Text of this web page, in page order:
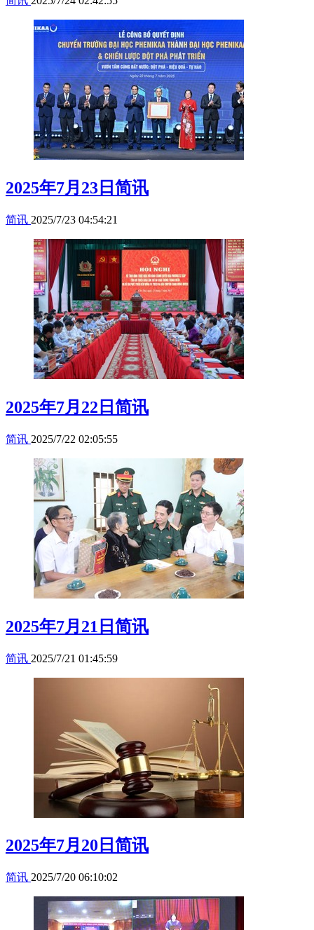
2025年7月23日简讯
简讯 2025/7/23 04:54:21
2025年7月22日简讯
简讯 2025/7/22 02:05:55
2025年7月21日简讯
简讯 2025/7/21 01:45:59
2025年7月20日简讯
简讯 2025/7/20 06:10:02